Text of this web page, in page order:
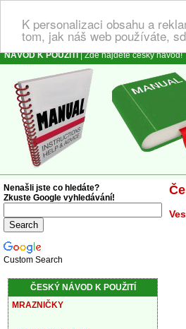
K personalizaci obsahu a
tom, jak náš web používáte,
NÁVOD K POUŽITÍ| Zde najdete český návod!
Nenašli jste co hledáte?
Zkuste Google vyhledávání!
Custom Search
ČESKÝ NÁVOD K POUŽITÍ
MRAZNIČKY